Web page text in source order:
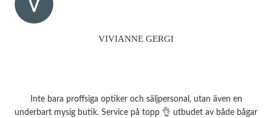
VIVIANNE GERGI
Inte bara proffsiga optiker och säljpersonal, utan även en
underbart mysig butik. Service på topp 👌 utbudet av både bågar